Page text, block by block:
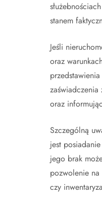
stanem
Jeśli
oraz
oraz
Szczególną
jest
jego brak
pozwolenie
czy